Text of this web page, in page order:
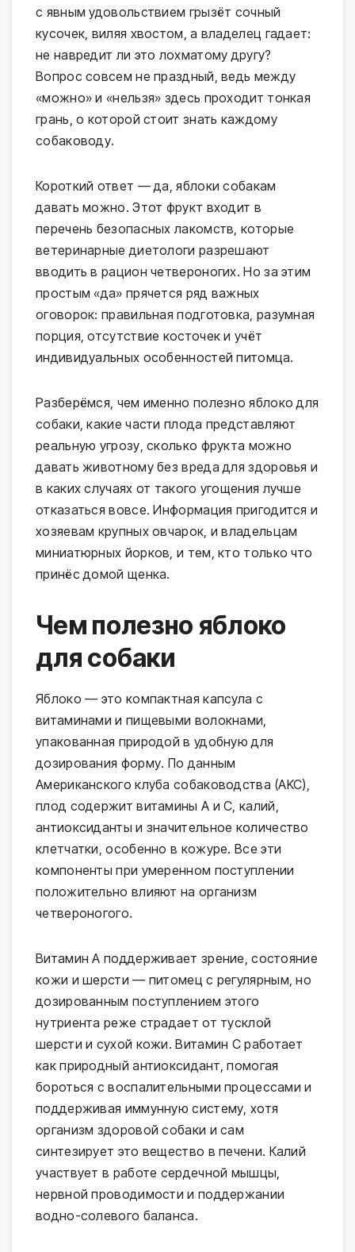
с явным удовольствием грызёт сочный
кусочек, виляя хвостом, а владелец гадает:
не навредит ли это лохматому другу?
Вопрос совсем не праздный, ведь между
«можно» и «нельзя» здесь проходит тонкая
грань, о которой стоит знать каждому
собаководу.
Короткий ответ — да, яблоки собакам
давать можно. Этот фрукт входит в
перечень безопасных лакомств, которые
ветеринарные диетологи разрешают
вводить в рацион четвероногих. Но за этим
простым «да» прячется ряд важных
оговорок: правильная подготовка, разумная
порция, отсутствие косточек и учёт
индивидуальных особенностей питомца.
Разберёмся, чем именно полезно яблоко для
собаки, какие части плода представляют
реальную угрозу, сколько фрукта можно
давать животному без вреда для здоровья и
в каких случаях от такого угощения лучше
отказаться вовсе. Информация пригодится и
хозяевам крупных овчарок, и владельцам
миниатюрных йорков, и тем, кто только что
принёс домой щенка.
Чем полезно яблоко
для собаки
Яблоко — это компактная капсула с
витаминами и пищевыми волокнами,
упакованная природой в удобную для
дозирования форму. По данным
Американского клуба собаководства (AKC),
плод содержит витамины A и C, калий,
антиоксиданты и значительное количество
клетчатки, особенно в кожуре. Все эти
компоненты при умеренном поступлении
положительно влияют на организм
четвероногого.
Витамин A поддерживает зрение, состояние
кожи и шерсти — питомец с регулярным, но
дозированным поступлением этого
нутриента реже страдает от тусклой
шерсти и сухой кожи. Витамин C работает
как природный антиоксидант, помогая
бороться с воспалительными процессами и
поддерживая иммунную систему, хотя
организм здоровой собаки и сам
синтезирует это вещество в печени. Калий
участвует в работе сердечной мышцы,
нервной проводимости и поддержании
водно-солевого баланса.